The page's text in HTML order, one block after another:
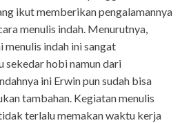
ikut memberikan pengalamannya
menulis indah. Menurutnya,
menulis indah ini sangat
sekedar hobi namun dari
ini Erwin pun sudah bisa
tambahan. Kegiatan menulis
terlalu memakan waktu kerja